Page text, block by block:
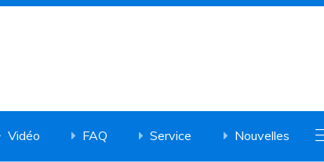
Vidéo FAQ Service Nouvelles